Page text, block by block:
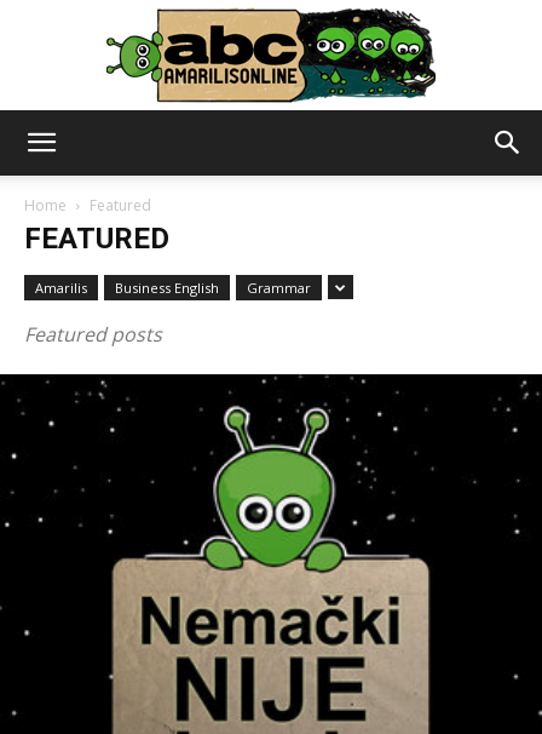
–
amarilisonline
Home Featured
FEATURED
Amarilis Business English Grammar
Featured posts